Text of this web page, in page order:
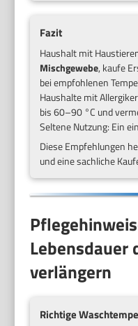
Fazit
Haushalt mit
Mischgewebe, kaufe
bei empfohlenen
Haushalte mit
bis 60–90 °C und
Seltene Nutzung: Ein
Diese Empfehlungen
und eine sachliche
Lebensdauer
verlängern
Richtige